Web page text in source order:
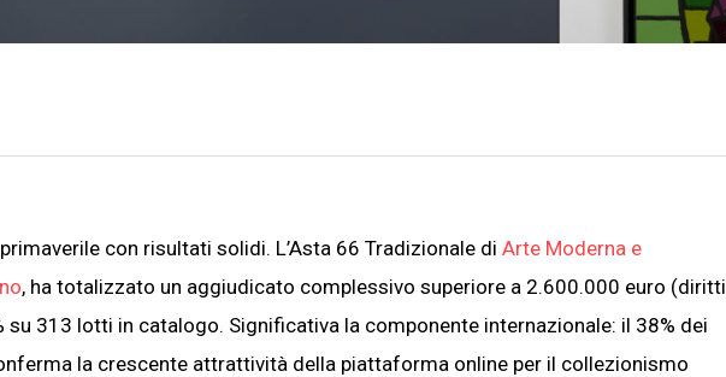
con risultati solidi. L’Asta 66 Tradizionale di Arte Moderna e
, ha totalizzato un aggiudicato complessivo superiore a 2.600.000 euro (diritti
su 313 lotti in catalogo. Significativa la componente internazionale: il 38% dei
la crescente attrattività della piattaforma online per il collezionismo